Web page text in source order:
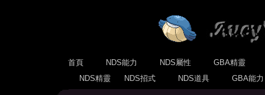
首頁 NDS能力 NDS屬性
GBA精靈
NDS精靈
NDS招式 NDS道具 GBA能